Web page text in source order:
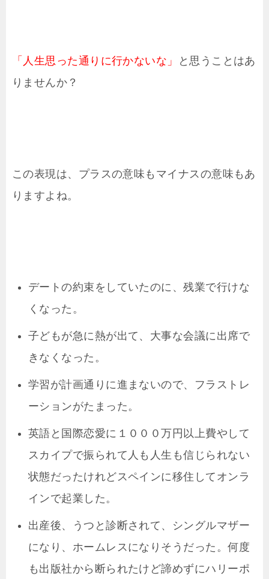
「人生思った通りに行かないな」
と思うことはあ
りませんか？
この表現は、プラスの意味もマイナスの意味もあ
りますよね。
デートの約束をしていたのに、残業で行けな
くなった。
子どもが急に熱が出て、大事な会議に出席で
きなくなった。
学習が計画通りに進まないので、フラストレ
ーションがたまった。
英語と国際恋愛に１０００万円以上費やして
スカイプで振られて人も人生も信じられない
状態だったけれどスペインに移住してオンラ
インで起業した。
出産後、うつと診断されて、シングルマザー
になり、ホームレスになりそうだった。何度
も出版社から断られたけど諦めずにハリーポ